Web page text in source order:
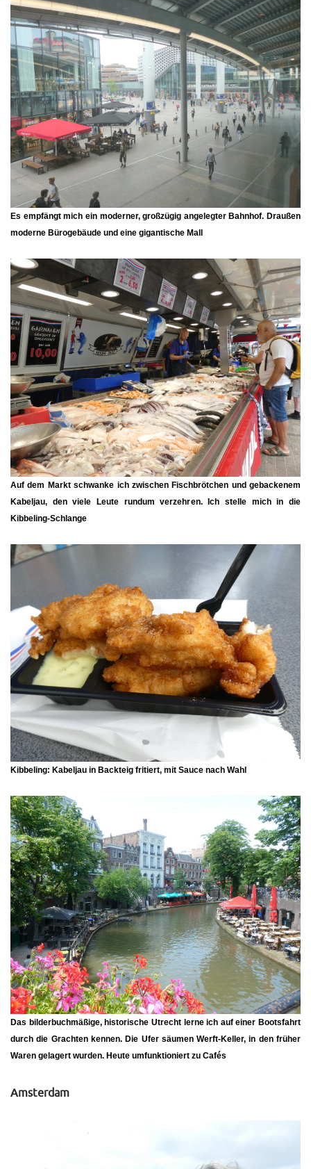
Es empfängt mich ein moderner, großzügig angelegter Bahnhof. Draußen
moderne Bürogebäude und eine gigantische Mall
Auf dem Markt schwanke ich zwischen Fischbrötchen und gebackenem
Kabeljau, den viele Leute rundum verzehren. Ich stelle mich in die
Kibbeling-Schlange
Kibbeling: Kabeljau in Backteig fritiert, mit Sauce nach Wahl
Das bilderbuchmäßige, historische Utrecht lerne ich auf einer Bootsfahrt
durch die Grachten kennen. Die Ufer säumen Werft-Keller, in den früher
Waren gelagert wurden. Heute umfunktioniert zu Cafés
Amsterdam